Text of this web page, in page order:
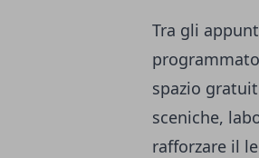
Tra gli
spazio
sceniche,
rafforzare il